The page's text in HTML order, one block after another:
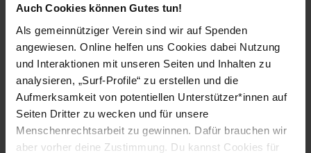
Auch Cookies können Gutes tun!
Als gemeinnütziger Verein sind wir auf Spenden
angewiesen. Online helfen uns Cookies dabei Nutzung
und Interaktionen mit unseren Seiten und Inhalten zu
analysieren, „Surf-Profile“ zu erstellen und die
Aufmerksamkeit von potentiellen Unterstützer*innen auf
Seiten Dritter zu wecken und für unsere
Menschenrechtsarbeit zu gewinnen. Dafür brauchen wir
aber vorher deine Zustimmung. Du kannst Cookies für
expression and association of all demonstrators and to
investigate in a full, prompt and impartial manner all
incidents of excessive use of force, arbitrary arrests and
other human rights violations.
Sachlage